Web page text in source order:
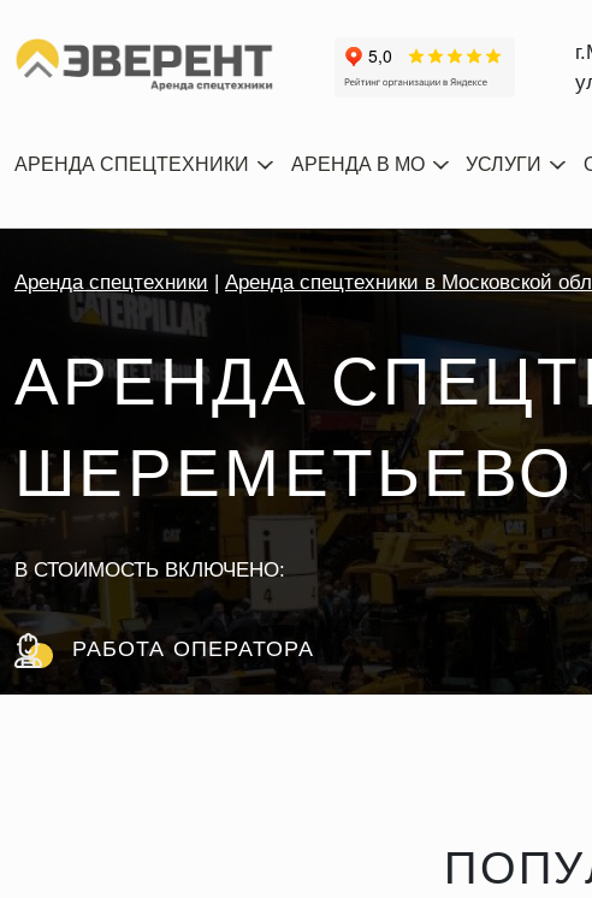
АРЕНДА СПЕЦТЕХНИКИ АРЕНДА В МО УСЛУГИ
Аренда спецтехники Аренда спецтехники в Московской
АРЕНДА
В СТОИМОСТЬ ВКЛЮЧЕНО:
РАБОТА ОПЕРАТОРА